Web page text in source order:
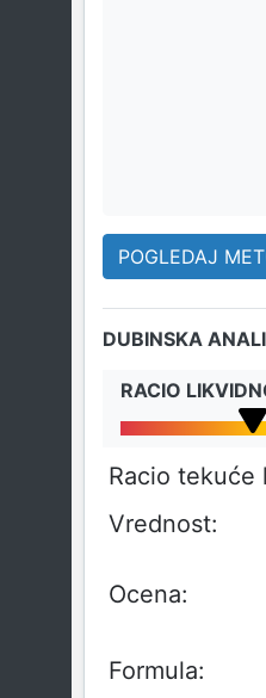
POGLEDAJ
DUBINSKA
RACIO
Racio tekuće